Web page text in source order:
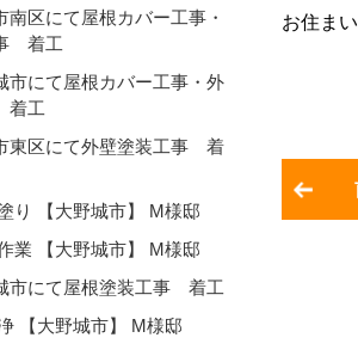
お住ま
南区にて屋根カバー工事・
着工
市にて屋根カバー工事・外
着工
東区にて外壁塗装工事 着
り 【大野城市】 M様邸
業 【大野城市】 M様邸
市にて屋根塗装工事 着工
【大野城市】 M様邸